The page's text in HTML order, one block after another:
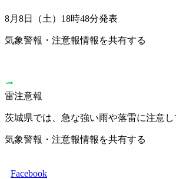
8月8日（土）18時48分発表
気象警報・注意報情報を共有する
雷注意報
茨城県では、急な強い雨や落雷に注意し
気象警報・注意報情報を共有する
Facebook